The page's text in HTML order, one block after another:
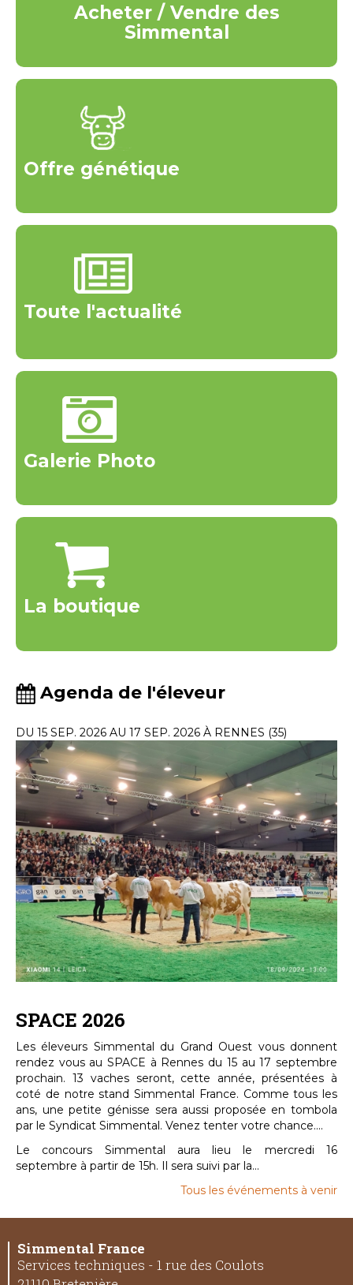
Acheter / Vendre des
Simmental
Offre génétique
Toute l'actualité
Galerie Photo
La boutique
Agenda de l'éleveur
DU 15 SEP. 2026 AU 17 SEP. 2026 À RENNES (35)
SPACE 2026
Les éleveurs Simmental du Grand Ouest vous donnent
rendez vous au SPACE à Rennes du 15 au 17 septembre
prochain. 13 vaches seront, cette année, présentées à
coté de notre stand Simmental France. Comme tous les
ans, une petite génisse sera aussi proposée en tombola
par le Syndicat Simmental. Venez tenter votre chance....
Le concours Simmental aura lieu le mercredi 16
septembre à partir de 15h. Il sera suivi par la...
Tous les événements à venir
Simmental France
Services techniques - 1 rue des Coulots